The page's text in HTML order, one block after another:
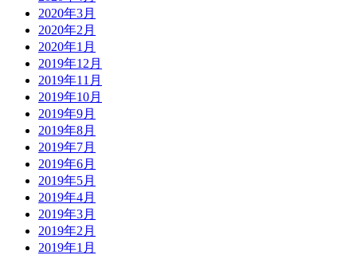
2020年3月
2020年2月
2020年1月
2019年12月
2019年11月
2019年10月
2019年9月
2019年8月
2019年7月
2019年6月
2019年5月
2019年4月
2019年3月
2019年2月
2019年1月